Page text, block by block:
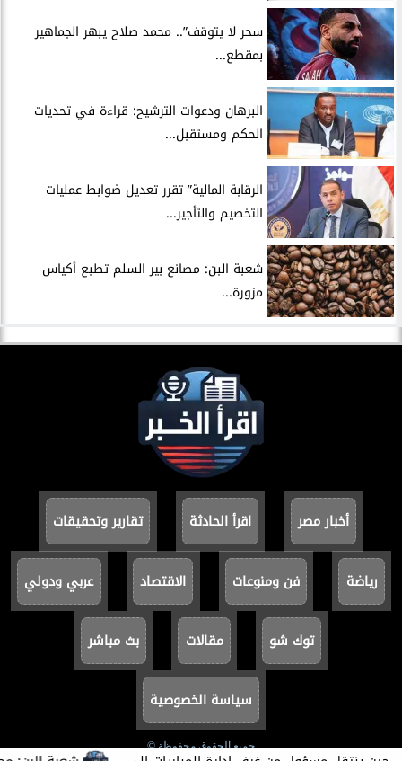
سحر لا يتوقف”.. محمد صلاح يبهر الجماهير
بمقطع...
البرهان ودعوات الترشيح: قراءة في تحديات
الحكم ومستقبل...
الرقابة المالية” تقرر تعديل ضوابط عمليات
التخصيم والتأجير...
شعبة البن: مصانع بير السلم تطبع أكياس
مزورة...
أخبار مصر اقرأ الحادثة تقارير وتحقيقات
رياضة فن ومنوعات الاقتصاد عربي ودولي
توك شو مقالات بث مباشر
سياسة الخصوصية
جميع الحقوق محفوظة ©